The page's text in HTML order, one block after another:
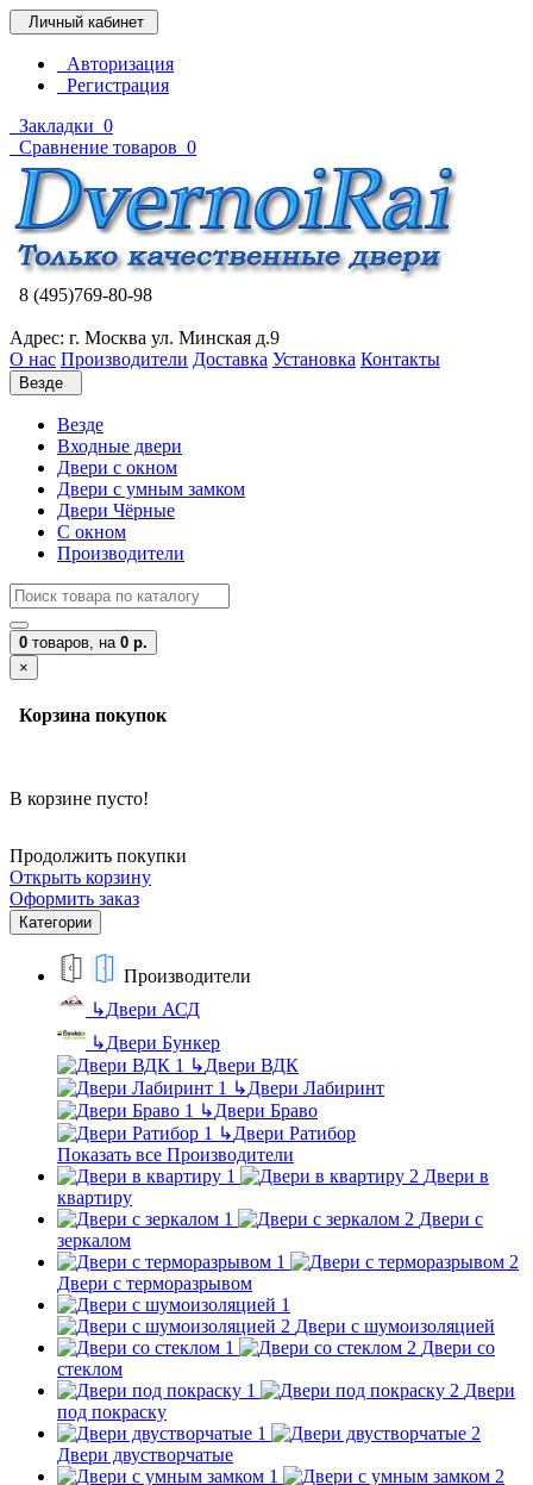
Личный кабинет
Авторизация
Регистрация
Закладки 0
Сравнение товаров 0
8 (495)769-80-98
Адрес: г. Москва ул. Минская д.9
О нас Производители Доставка Установка Контакты
Везде
Везде
Входные двери
Двери с окном
Двери с умным замком
Двери Чёрные
C окном
Производители
0 товаров, на 0 р.
×
Корзина покупок
В корзине пусто!
Продолжить покупки
Открыть корзину
Оформить заказ
Категории
Производители
↳Двери АСД
↳Двери Бункер
↳Двери ВДК
↳Двери Лабиринт
↳Двери Браво
↳Двери Ратибор
Показать все Производители
Двери в
квартиру
Двери с
зеркалом
Двери с терморазрывом
Двери с шумоизоляцией
Двери со
стеклом
Двери
под покраску
Двери двустворчатые